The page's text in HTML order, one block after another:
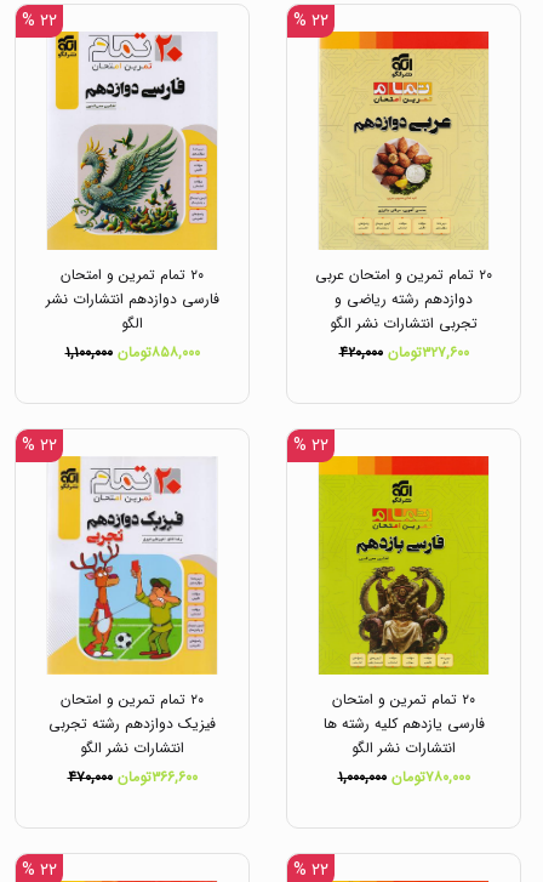
۲۲ %
۲۰ تمام تمرین و امتحان عربی
دوازدهم رشته ریاضی و
تجربی انتشارات نشر الگو
۳۲۷,۶۰۰تومان
۴۲۰,۰۰۰
۲۲ %
۲۰ تمام تمرین و امتحان
فارسی دوازدهم انتشارات نشر
الگو
۸۵۸,۰۰۰تومان
۱,۱۰۰,۰۰۰
۲۲ %
۲۰ تمام تمرین و امتحان
فارسی یازدهم کلیه رشته ها
انتشارات نشر الگو
۷۸۰,۰۰۰تومان
۱,۰۰۰,۰۰۰
۲۲ %
۲۰ تمام تمرین و امتحان
فیزیک دوازدهم رشته تجربی
انتشارات نشر الگو
۳۶۶,۶۰۰تومان
۴۷۰,۰۰۰
۲۲ % ۲۲ %